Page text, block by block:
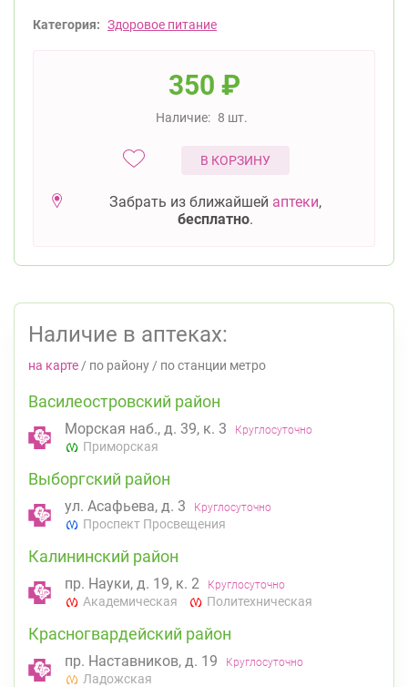
Категория: Здоровое питание
350 ₽
Наличие: 8 шт.
В КОРЗИНУ
Забрать из ближайшей аптеки,
бесплатно.
Наличие в аптеках:
на карте / по району / по станции метро
Василеостровский район
Морская наб., д. 39, к. 3 Круглосуточно
Приморская
Выборгский район
ул. Асафьева, д. 3 Круглосуточно
Проспект Просвещения
Калининский район
пр. Науки, д. 19, к. 2 Круглосуточно
Академическая Политехническая
Красногвардейский район
пр. Наставников, д. 19 Круглосуточно
Ладожская